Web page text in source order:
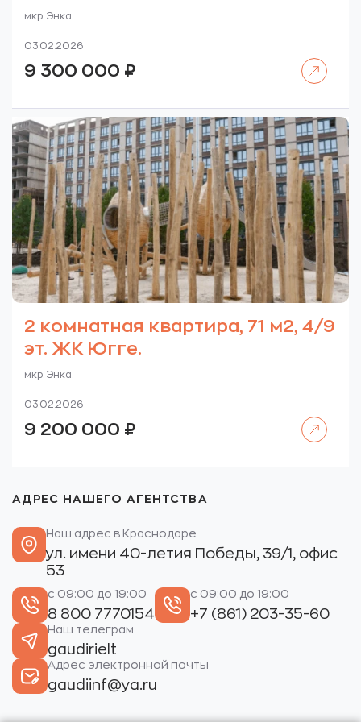
мкр. Энка.
03.02.2026
9 300 000 ₽
2 комнатная квартира, 71 м2, 4/9
эт. ЖК Югге.
мкр. Энка.
03.02.2026
9 200 000 ₽
АДРЕС НАШЕГО АГЕНТСТВА
Наш адрес в Краснодаре
ул. имени 40-летия Победы, 39/1, офис
53
с 09:00 до 19:00
8 800 7770154
с 09:00 до 19:00
+7 (861) 203-35-60
Наш телеграм
gaudirielt
Адрес электронной почты
gaudiinf@ya.ru